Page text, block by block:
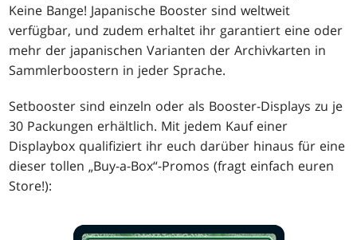
Keine Bange! Japanische Booster sind weltweit
verfügbar, und zudem erhaltet ihr garantiert eine oder
mehr der japanischen Varianten der Archivkarten in
Sammlerboostern in jeder Sprache.
Setbooster sind einzeln oder als Booster-Displays zu je
30 Packungen erhältlich. Mit jedem Kauf einer
Displaybox qualifiziert ihr euch darüber hinaus für eine
dieser tollen „Buy-a-Box“-Promos (fragt einfach euren
Store!):